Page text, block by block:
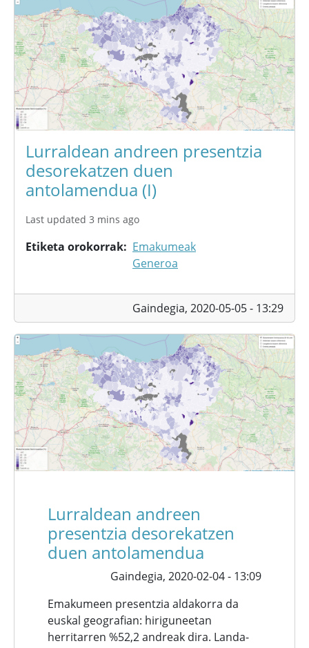
Lurraldean andreen presentzia
desorekatzen duen
antolamendua (I)
Last updated 3 mins ago
Etiketa orokorrak
Emakumeak
Generoa
Gaindegia, 2020-05-05 - 13:29
Lurraldean andreen
presentzia desorekatzen
duen antolamendua
Gaindegia, 2020-02-04 - 13:09
Emakumeen presentzia aldakorra da
euskal geografian: hiriguneetan
herritarren %52,2 andreak dira. Landa-